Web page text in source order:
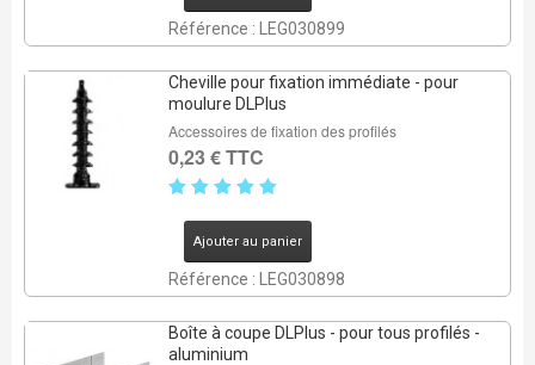
Référence : LEG030899
Cheville pour fixation immédiate - pour
moulure DLPlus
Accessoires de fixation des profilés
0,23 € TTC
Ajouter au panier
Référence : LEG030898
Boîte à coupe DLPlus - pour tous profilés -
aluminium